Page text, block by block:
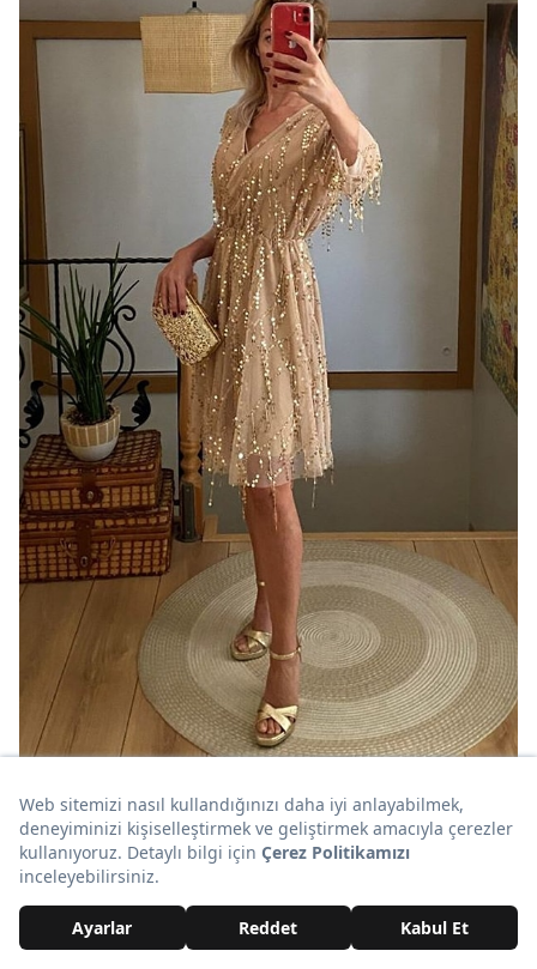
Gold aşıklarının bayılarak giyeceği kruvaze yaka
payetli ve saçaklı bu elbise, özel günlerde tercih
edebileceğiniz süper kullanışlı bir ürün. Saçak
detayıyla öne çıkan bu elbiseyi mutlaka incelemenizi
öneririz.